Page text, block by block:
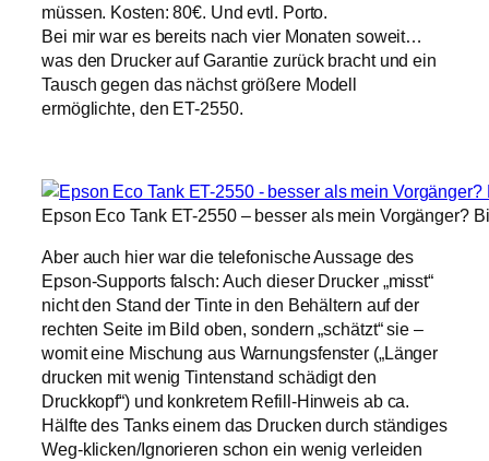
müssen. Kosten: 80€. Und evtl. Porto.
Bei mir war es bereits nach vier Monaten soweit…
was den Drucker auf Garantie zurück bracht und ein
Tausch gegen das nächst größere Modell
ermöglichte, den ET-2550.
Epson Eco Tank ET-2550 – besser als mein Vorgänger?
Aber auch hier war die telefonische Aussage des
Epson-Supports falsch: Auch dieser Drucker „misst“
nicht den Stand der Tinte in den Behältern auf der
rechten Seite im Bild oben, sondern „schätzt“ sie –
womit eine Mischung aus Warnungsfenster („Länger
drucken mit wenig Tintenstand schädigt den
Druckkopf“) und konkretem Refill-Hinweis ab ca.
Hälfte des Tanks einem das Drucken durch ständiges
Weg-klicken/Ignorieren schon ein wenig verleiden